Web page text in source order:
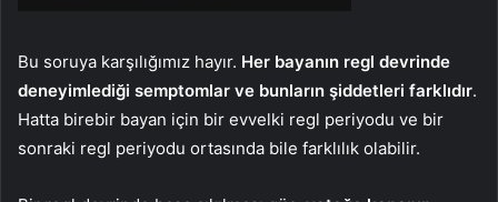
Bu soruya karşılığımız hayır. Her bayanın regl devrinde
deneyimlediği semptomlar ve bunların şiddetleri farklıdır.
Hatta birebir bayan için bir evvelki regl periyodu ve bir
sonraki regl periyodu ortasında bile farklılık olabilir.